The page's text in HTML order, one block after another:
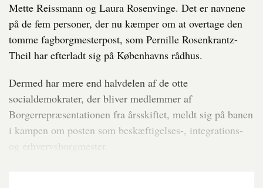
Mette Reissmann og Laura Rosenvinge. Det er navnene
på de fem personer, der nu kæmper om at overtage den
tomme fagborgmesterpost, som Pernille Rosenkrantz-
Theil har efterladt sig på Københavns rådhus.
Dermed har mere end halvdelen af de otte
socialdemokrater, der bliver medlemmer af
Borgerrepræsentationen fra årsskiftet, meldt sig på banen
i kampen om posten som beskæftigelses-, integrations-
og erhvervsborgmester.